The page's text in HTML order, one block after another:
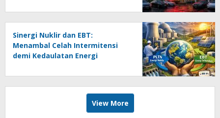
Sinergi Nuklir dan EBT:
Menambal Celah Intermitensi
demi Kedaulatan Energi
View More